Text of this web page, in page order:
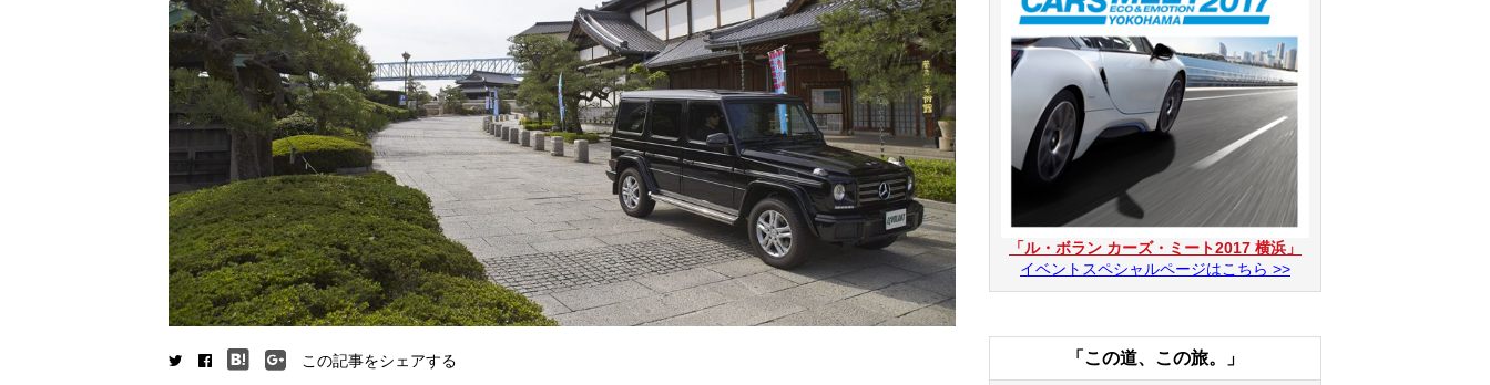
この記事をシェアする
「ル・ボラン カーズ・ミート2017 横浜」
イベントスペシャルページはこちら >>
「この道、この旅。」